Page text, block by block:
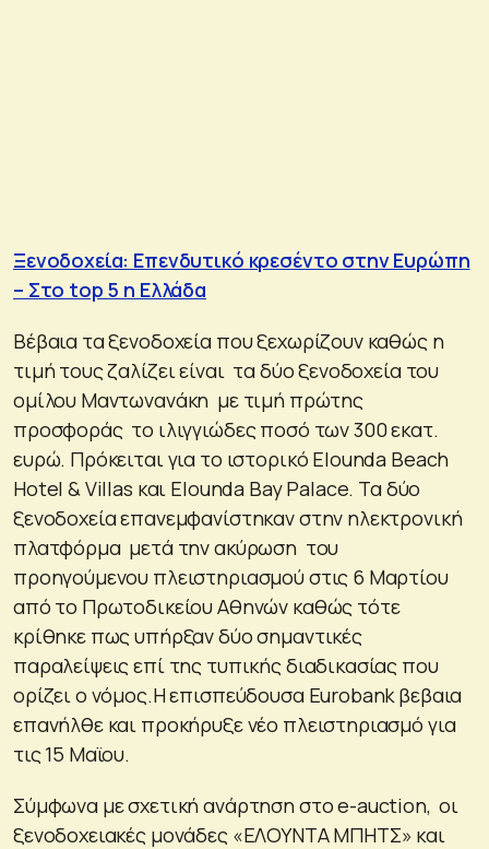
Ξενοδοχεία: Επενδυτικό κρεσέντο στην Ευρώπη
– Στο top 5 η Ελλάδα
Βέβαια τα ξενοδοχεία που ξεχωρίζουν καθώς η
τιμή τους ζαλίζει είναι τα δύο ξενοδοχεία του
ομίλου Μαντωνανάκη με τιμή πρώτης
προσφοράς το ιλιγγιώδες ποσό των 300 εκατ.
ευρώ. Πρόκειται για το ιστορικό Elounda Beach
Hotel & Villas και Elounda Bay Palace. Τα δύο
ξενοδοχεία επανεμφανίστηκαν στην ηλεκτρονική
πλατφόρμα μετά την ακύρωση του
προηγούμενου πλειστηριασμού στις 6 Μαρτίου
από το Πρωτοδικείου Αθηνών καθώς τότε
κρίθηκε πως υπήρξαν δύο σημαντικές
παραλείψεις επί της τυπικής διαδικασίας που
ορίζει ο νόμος.Η επισπεύδουσα Eurobank βεβαια
επανήλθε και προκήρυξε νέο πλειστηριασμό για
τις 15 Μαϊου.
Σύμφωνα με σχετική ανάρτηση στο e-auction, οι
ξενοδοχειακές μονάδες «ΕΛΟΥΝΤΑ ΜΠΗΤΣ» και